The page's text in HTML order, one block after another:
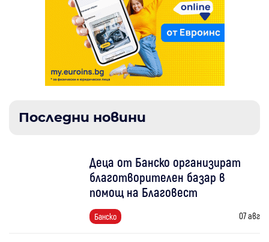
Последни новини
Деца от Банско организират
благотворителен базар в
помощ на Благовест
Банско 07 авг